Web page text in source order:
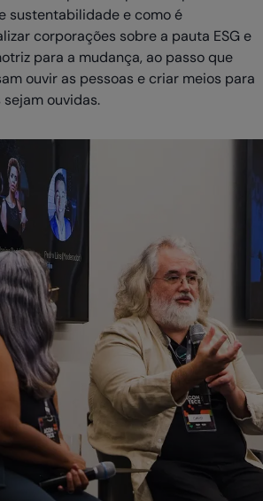
sustentabilidade e como é
corporações sobre a pauta ESG e
para a mudança, ao passo que
ouvir as pessoas e criar meios para
sejam ouvidas.